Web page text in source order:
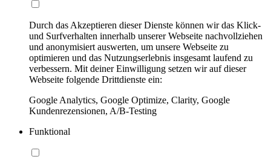
Durch das Akzeptieren dieser Dienste können wir das Klick-
und Surfverhalten innerhalb unserer Webseite nachvollziehen
und anonymisiert auswerten, um unsere Webseite zu
optimieren und das Nutzungserlebnis insgesamt laufend zu
verbessern. Mit deiner Einwilligung setzen wir auf dieser
Webseite folgende Drittdienste ein:
Google Analytics, Google Optimize, Clarity, Google
Kundenrezensionen, A/B-Testing
Funktional